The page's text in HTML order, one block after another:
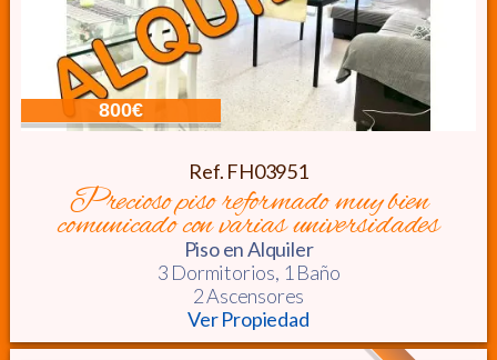
800€
Ref. FH03951
precioso piso reformado muy bien
comunicado con varias universidades
Pisoen Alquiler
3 Dormitorios, 1 Baño
2 Ascensores
Ver Propiedad